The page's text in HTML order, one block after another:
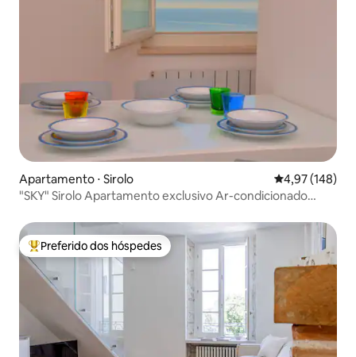
Apartamento ⋅ Sirolo 4,97 de uma
4,97 (148)
"SKY" Sirolo Apartamento exclusivo Ar-condicionado
Entre os melhores preferidos dos hóspedes
Preferido dos hóspedes